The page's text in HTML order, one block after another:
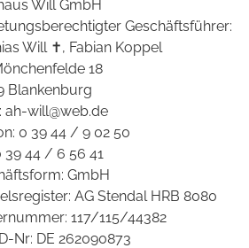
Will GmbH
Geschäftsführer:
Will ✝, Fabian Koppel
18
Blankenburg
ah-will@web.de
0 39 44 / 9 02 50
39 44 / 6 56 41
GmbH
AG Stendal HRB 8080
117/115/44382
Nr: DE 262090873